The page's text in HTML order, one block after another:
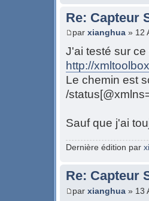
Re: Capteur
par xianghua » 12
J'ai testé sur ce
http://
Le chemin est
/
Sauf que j'ai
Dernière édition par
Re: Capteur
par xianghua » 13